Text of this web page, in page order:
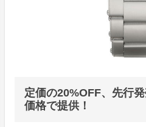
定価の20%OFF、先行
価格で提供！